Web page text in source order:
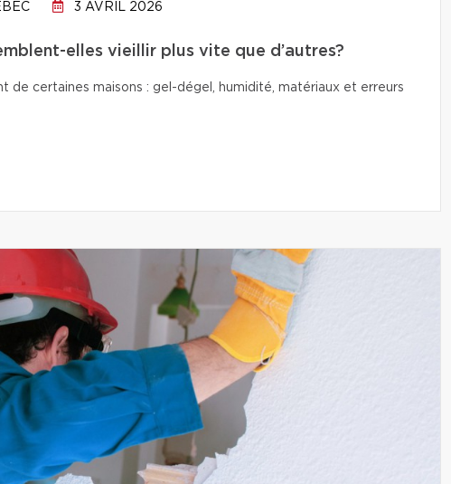
3 AVRIL 2026
elles vieillir plus vite que d’autres?
de certaines maisons : gel-dégel, humidité, matériaux et erreurs